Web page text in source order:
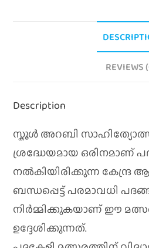
REVIEWS
Description
സ്കൂൾ അറബി
ശ്രദ്ധേയമായ ഒരിനമാണ്
നൽകിയിരിക്കുന്ന കേന്ദ്ര
ബന്ധപ്പെട്ട് പരമാവധി
നിർമ്മിക്കുകയാണ് ഈ
ഉദ്ദേശിക്കുന്നത്.